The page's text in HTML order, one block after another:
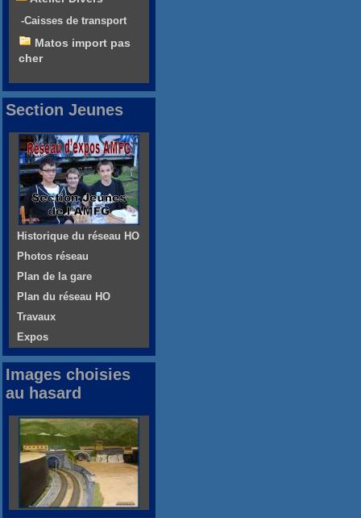
-Caisses de transport
Matos import pas
cher
Section Jeunes
Historique du réseau HO
Photos réseau
Plan de la gare
Plan du réseau HO
Travaux
Expos
Images choisies
au hasard